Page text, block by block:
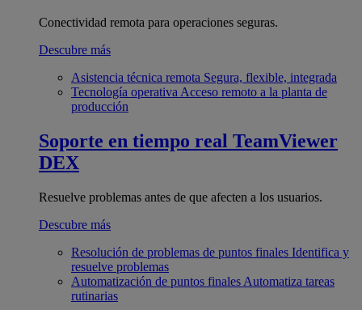
Conectividad remota para operaciones seguras.
Descubre más
Asistencia técnica remota Segura, flexible, integrada
Tecnología operativa Acceso remoto a la planta de
producción
Soporte en tiempo real TeamViewer
DEX
Resuelve problemas antes de que afecten a los usuarios.
Descubre más
Resolución de problemas de puntos finales Identifica y
resuelve problemas
Automatización de puntos finales Automatiza tareas
rutinarias